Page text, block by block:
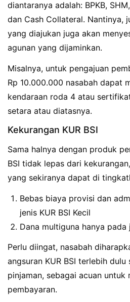
diantaranya adalah: BPKB,
dan Cash Collateral. Nantinya,
yang diajukan juga akan
agunan yang dijaminkan.
Misalnya, untuk pengajuan
Rp 10.000.000 nasabah dapat
kendaraan roda 4 atau
setara atau diatasnya.
Kekurangan KUR BSI
Sama halnya dengan produk
BSI tidak lepas dari
yang sekiranya dapat di
Bebas biaya provisi dan
jenis KUR BSI Kecil
Dana multiguna hanya pada
Perlu diingat, nasabah
angsuran KUR BSI terlebih
pinjaman, sebagai acuan untuk
pembayaran.